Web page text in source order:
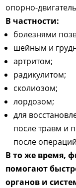
опорно-
В частности:
болезнями
шейным и
артритом;
радикулитом;
сколиозом;
лордозом;
для
после травм и
после
В то же время,
помогают
органов и